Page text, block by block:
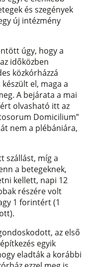
és szegények
új intézmény
úgy, hogy a
időközben
közkórházzá
el, maga a
A bejárata a mai
olvasható itt az
Domicilium”
nem a plébániára,
szállást, míg a
a betegeknek,
kellett, napi 12
részére volt
1 forintért (1
az első
egyik
eladták a korábbi